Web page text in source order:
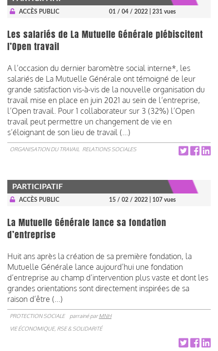
ACCÈS PUBLIC 01 / 04 / 2022 | 231 vues
Les salariés de La Mutuelle Générale plébiscitent
l’Open travail
A l’occasion du dernier baromètre social interne*, les
salariés de La Mutuelle Générale ont témoigné de leur
grande satisfaction vis-à-vis de la nouvelle organisation du
travail mise en place en juin 2021 au sein de l’entreprise,
l’Open travail. Pour 1 collaborateur sur 3 (32%) l’Open
travail peut permettre un changement de vie en
s’éloignant de son lieu de travail (...)
ORGANISATION DU TRAVAIL RELATIONS SOCIALES
PARTICIPATIF
ACCÈS PUBLIC 15 / 02 / 2022 | 107 vues
La Mutuelle Générale lance sa fondation
d’entreprise
Huit ans après la création de sa première fondation, la
Mutuelle Générale lance aujourd’hui une fondation
d’entreprise au champ d’intervention plus vaste et dont les
grandes orientations sont directement inspirées de sa
raison d’être (...)
PROTECTION SOCIALE parrainé parMNH
VIE ÉCONOMIQUE, RSE & SOLIDARITÉ